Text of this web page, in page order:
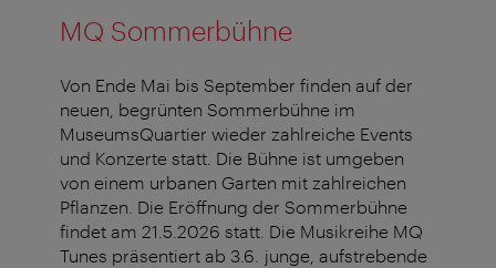
MQ Sommerbühne
Von Ende Mai bis September finden auf der
neuen, begrünten Sommerbühne im
MuseumsQuartier wieder zahlreiche Events
und Konzerte statt. Die Bühne ist umgeben
von einem urbanen Garten mit zahlreichen
Pflanzen. Die Eröffnung der Sommerbühne
findet am 21.5.2026 statt. Die Musikreihe MQ
Tunes präsentiert ab 3.6. junge, aufstrebende